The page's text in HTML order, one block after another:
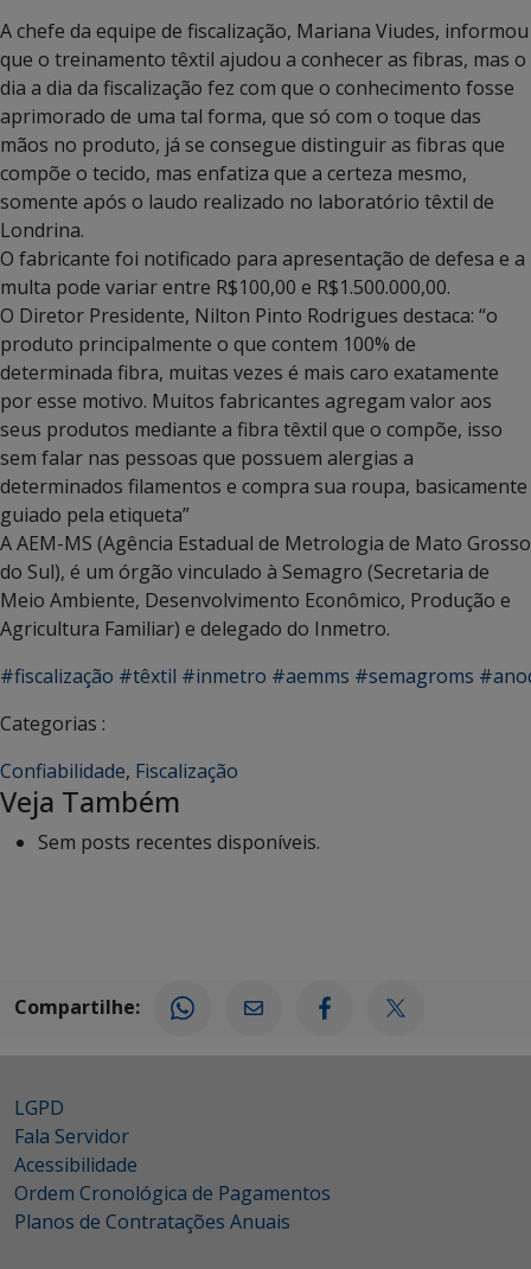
A chefe da equipe de fiscalização, Mariana Viudes, informou
que o treinamento têxtil ajudou a conhecer as fibras, mas o
dia a dia da fiscalização fez com que o conhecimento fosse
aprimorado de uma tal forma, que só com o toque das
mãos no produto, já se consegue distinguir as fibras que
compõe o tecido, mas enfatiza que a certeza mesmo,
somente após o laudo realizado no laboratório têxtil de
Londrina.
O fabricante foi notificado para apresentação de defesa e a
multa pode variar entre R$100,00 e R$1.500.000,00.
O Diretor Presidente, Nilton Pinto Rodrigues destaca: “o
produto principalmente o que contem 100% de
determinada fibra, muitas vezes é mais caro exatamente
por esse motivo. Muitos fabricantes agregam valor aos
seus produtos mediante a fibra têxtil que o compõe, isso
sem falar nas pessoas que possuem alergias a
determinados filamentos e compra sua roupa, basicamente
guiado pela etiqueta”
A AEM-MS (Agência Estadual de Metrologia de Mato Grosso
do Sul), é um órgão vinculado à Semagro (Secretaria de
Meio Ambiente, Desenvolvimento Econômico, Produção e
Agricultura Familiar) e delegado do Inmetro.
#fiscalização #têxtil #inmetro #aemms #semagroms
Categorias :
Confiabilidade, Fiscalização
Veja Também
Sem posts recentes disponíveis.
Compartilhe:
LGPD
Fala Servidor
Acessibilidade
Ordem Cronológica de Pagamentos
Planos de Contratações Anuais